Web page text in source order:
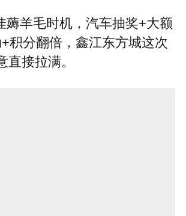
薅羊毛时机，汽车抽奖+大额
积分翻倍，鑫江东方城这次
直接拉满。